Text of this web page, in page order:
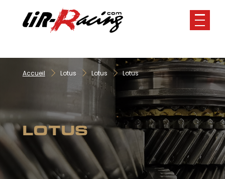
Accueil Lotus Lotus Lotus
LOTUS